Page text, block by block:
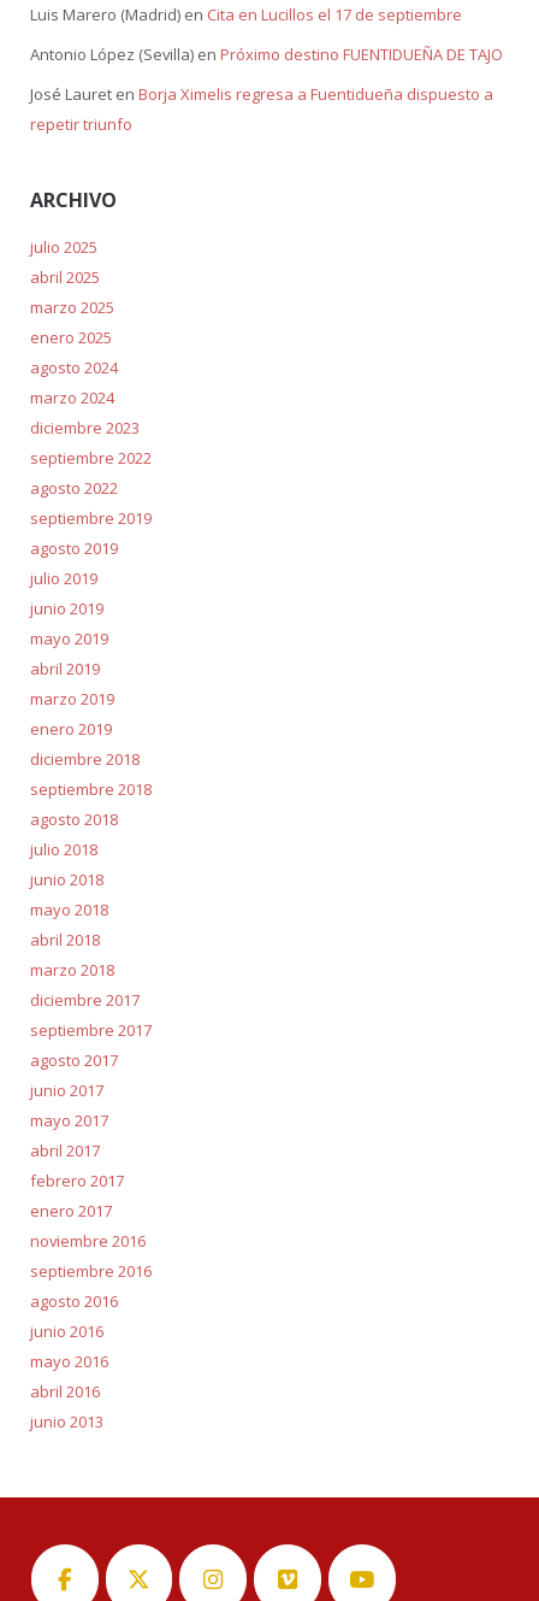
Luis Marero (Madrid)en Cita en Lucillos el 17 de septiembre
Antonio López (Sevilla)en Próximo destino FUENTIDUEÑA DE TAJO
José Laureten Borja Ximelis regresa a Fuentidueña dispuesto a
repetir triunfo
ARCHIVO
julio 2025
abril 2025
marzo 2025
enero 2025
agosto 2024
marzo 2024
diciembre 2023
septiembre 2022
agosto 2022
septiembre 2019
agosto 2019
julio 2019
junio 2019
mayo 2019
abril 2019
marzo 2019
enero 2019
diciembre 2018
septiembre 2018
agosto 2018
julio 2018
junio 2018
mayo 2018
abril 2018
marzo 2018
diciembre 2017
septiembre 2017
agosto 2017
junio 2017
mayo 2017
abril 2017
febrero 2017
enero 2017
noviembre 2016
septiembre 2016
agosto 2016
junio 2016
mayo 2016
abril 2016
junio 2013